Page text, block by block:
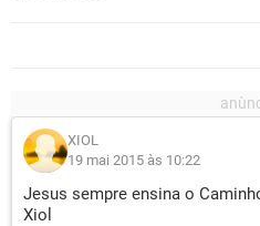
XIOL
19 mai 2015 às 10:22
Jesus sempre ensina o
Xiol